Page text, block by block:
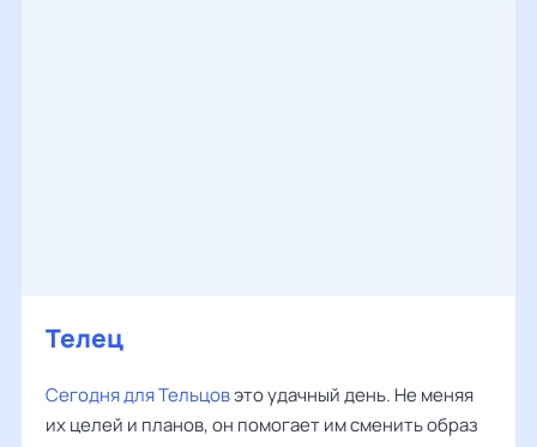
Телец
Сегодня для Тельцовэто удачный день. Не меняя
их целей и планов, он помогает им сменить образ